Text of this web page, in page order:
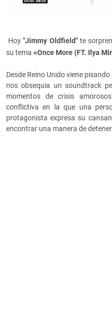
Hoy"Jimmy Oldfield"te
su tema «Once More (FT. Ilya
Desde Reino Unido viene
nos obsequia un soundtrack
momentos de crisis
conflictiva en la que una
protagonista expresa su
encontrar una manera de